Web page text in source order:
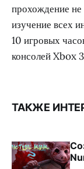
прохождение не
изучение всех
10 игровых
консолей Xbox
ТАКЖЕ